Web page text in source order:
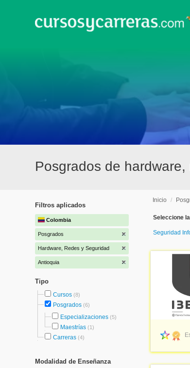
Posgrados de
Filtros aplicados
Colombia
Posgrados
Hardware, Redes y Seguridad
Antioquia
Tipo
Cursos (8)
Posgrados (6)
Especializaciones (5)
Maestrías (1)
Carreras (4)
Modalidad de Enseñanza
Inicio /
Seleccione
Seguridad